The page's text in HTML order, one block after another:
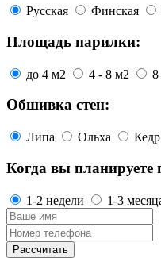
Русская Финская
Площадь парилки:
до 4 м2 4 - 8 м2 8
Обшивка стен:
Липа Ольха Кедр
Когда вы планируете
1-2 недели 1-3
Рассчитать